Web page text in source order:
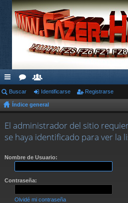
nl
ac
es
rá
s
or
os
su
ari
os
Buscar Identificarse Registrarse
Índice general
El administrador del sitio
se haya identificado para ver la
Nombre de Usuario:
Contraseña:
Olvidé mi contraseña